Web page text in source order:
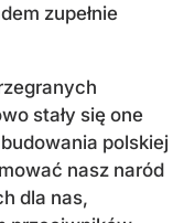
zupełnie
stały się one
polskiej
nasz naród
dla nas,